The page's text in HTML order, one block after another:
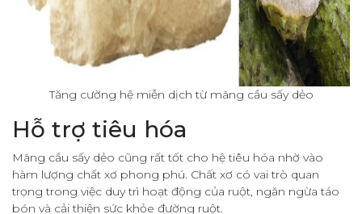
Tăng cường hệ miễn dịch từ mãng cầu sấy dẻo
Hỗ trợ tiêu hóa
Mãng cầu sấy dẻo cũng rất tốt cho hệ tiêu hóa nhờ vào
hàm lượng chất xơ phong phú. Chất xơ có vai trò quan
trọng trong việc duy trì hoạt động của ruột, ngăn ngừa táo
bón và cải thiện sức khỏe đường ruột.